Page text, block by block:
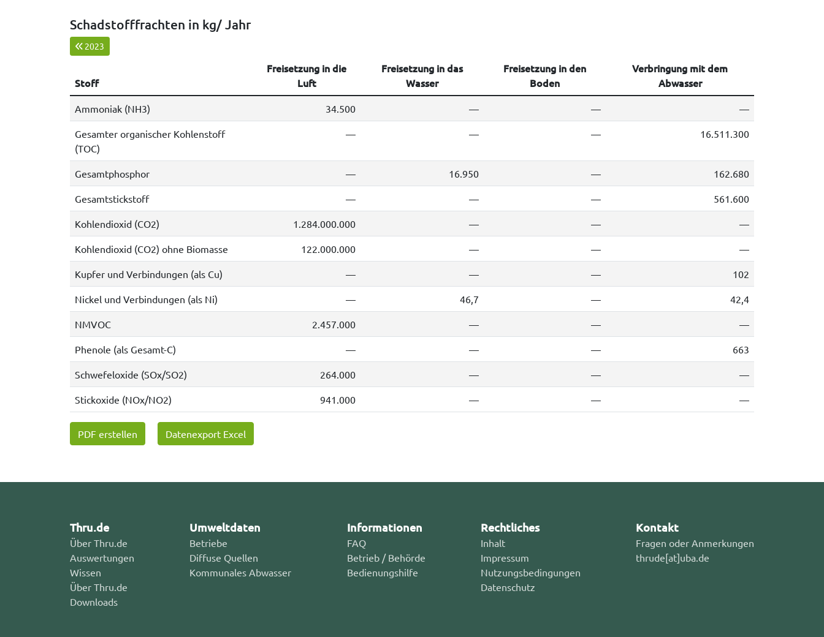
Schadstofffrachten in kg/ Jahr
2023
Stoff
Freisetzung in die
Luft
Freisetzung in das
Wasser
Freisetzung in den
Boden
Verbringung mit dem
Abwasser
Ammoniak (NH3) 34.500 — — —
Gesamter organischer Kohlenstoff
(TOC)
— — — 16.511.300
Gesamtphosphor — 16.950 — 162.680
Gesamtstickstoff — — — 561.600
Kohlendioxid (CO2) 1.284.000.000 — — —
Kohlendioxid (CO2) ohne Biomasse 122.000.000 — — —
Kupfer und Verbindungen (als Cu) — — — 102
Nickel und Verbindungen (als Ni) — 46,7 — 42,4
NMVOC 2.457.000 — — —
Phenole (als Gesamt-C) — — — 663
Schwefeloxide (SOx/SO2) 264.000 — — —
Stickoxide (NOx/NO2) 941.000 — — —
PDF erstellen Datenexport Excel
Thru.de
Über Thru.de
Auswertungen
Wissen
Über Thru.de
Downloads
Umweltdaten
Betriebe
Diffuse Quellen
Kommunales Abwasser
Informationen
FAQ
Betrieb / Behörde
Bedienungshilfe
Rechtliches
Inhalt
Impressum
Nutzungsbedingungen
Datenschutz
Kontakt
Fragen oder Anmerkungen
thrude[at]uba.de